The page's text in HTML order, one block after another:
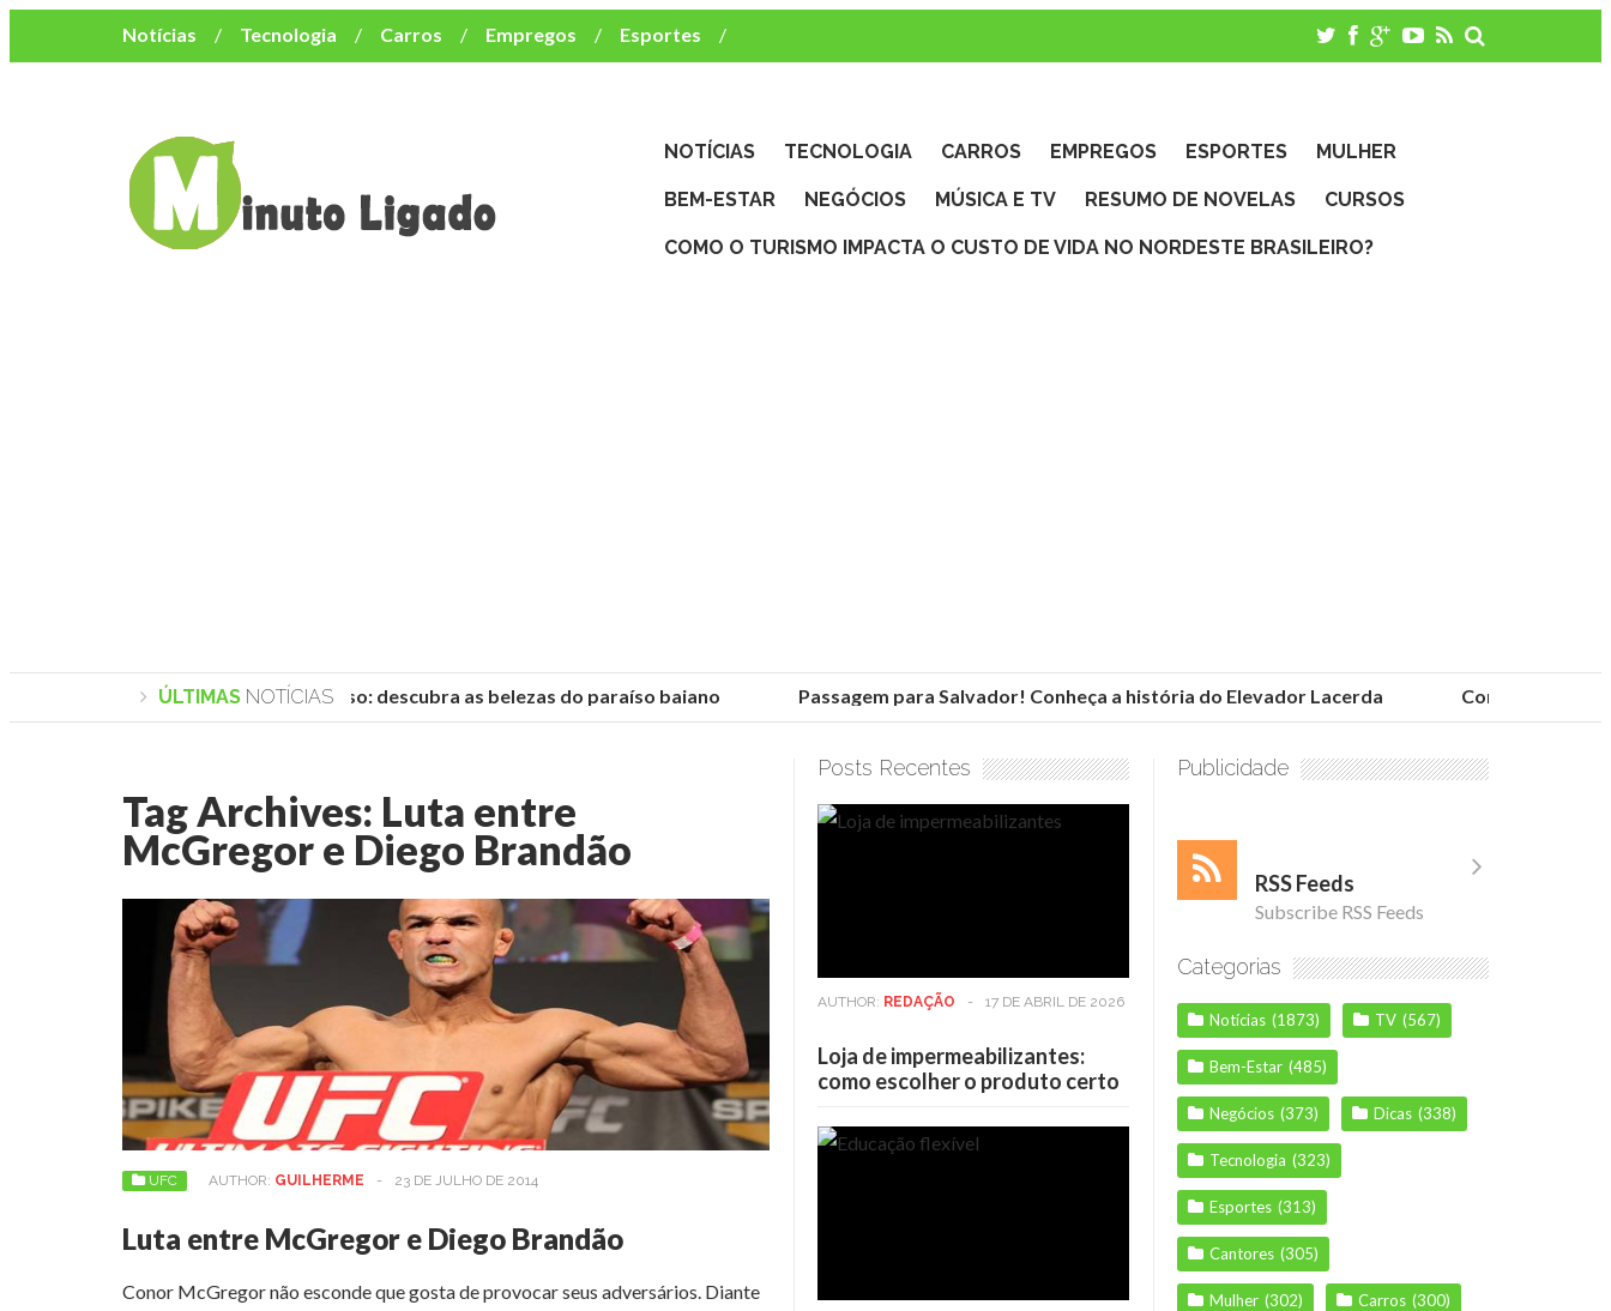
Notícias Tecnologia Carros Empregos
Esportes
Mulher
Bem-Estar Negócios
Música e TV
NOTÍCIAS TECNOLOGIA CARROS EMPREGOS ESPORTES MULHER
BEM-ESTAR NEGÓCIOS MÚSICA E TV RESUMO DE NOVELAS CURSOS
COMO O TURISMO IMPACTA O CUSTO DE VIDA NO NORDESTE BRASILEIRO?
ÚLTIMAS NOTÍCIAS
Praias de Trancoso: descubra as belezas do paraíso baiano Passagem para Salvador! Conheça a história do Elevador Lacerda Conheça as
Tag Archives: Luta entre
McGregor e Diego Brandão
UFC AUTHOR: GUILHERME - 23 DE JULHO DE 2014
Luta entre McGregor e Diego Brandão
Conor McGregor não esconde que gosta de provocar seus adversários. Diante
Posts Recentes
AUTHOR: REDAÇÃO - 17 DE ABRIL DE 2026
Loja de impermeabilizantes:
como escolher o produto certo
Publicidade
RSS Feeds
Subscribe RSS Feeds
Categorias
Notícias (1873) TV (567)
Bem-Estar (485)
Negócios (373) Dicas (338)
Tecnologia (323)
Esportes (313)
Cantores (305)
Mulher (302) Carros (300)